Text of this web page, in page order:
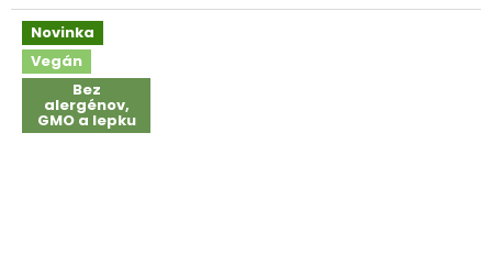
Novinka
Vegán
Bez
alergénov,
GMO a lepku